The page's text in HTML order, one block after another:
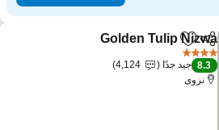
مشاركةAdd to favorites
Golden Tulip Nizwa
8.3 جيد جدًا
4,124
نزوى